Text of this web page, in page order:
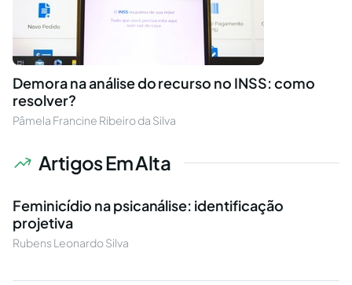
Demora na análise do recurso no INSS: como
resolver?
Pâmela Francine Ribeiro da Silva
Artigos Em Alta
Feminicídio na psicanálise: identificação
projetiva
Rubens Leonardo Silva